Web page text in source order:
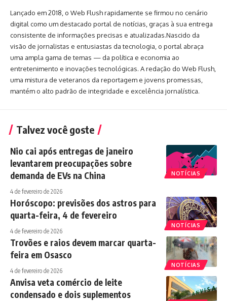
Lançado em 2018, o Web Flush rapidamente se firmou no cenário
digital como um destacado portal de notícias, graças à sua entrega
consistente de informações precisas e atualizadas.Nascido da
visão de jornalistas e entusiastas da tecnologia, o portal abraça
uma ampla gama de temas — da política e economia ao
entretenimento e inovações tecnológicas. A redação do Web Flush,
uma mistura de veteranos da reportagem e jovens promessas,
mantém o alto padrão de integridade e excelência jornalística.
Talvez você goste
NOTÍCIAS
Nio cai após entregas de janeiro
levantarem preocupações sobre
demanda de EVs na China
4 de fevereiro de 2026
NOTÍCIAS
Horóscopo: previsões dos astros para
quarta-feira, 4 de fevereiro
4 de fevereiro de 2026
NOTÍCIAS
Trovões e raios devem marcar quarta-
feira em Osasco
4 de fevereiro de 2026
Anvisa veta comércio de leite
condensado e dois suplementos